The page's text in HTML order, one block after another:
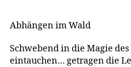
Abhängen im Wald
Schwebend in die Magie
eintauchen… getragen die